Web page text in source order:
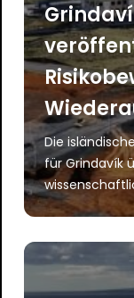
Die
für Grindavík